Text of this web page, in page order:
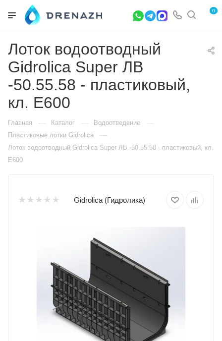
0
Лоток водоотводный
Gidrolica Super ЛВ
-50.55.58 - пластиковый,
кл. Е600
Главная — Каталог — Водоотведение —
Пластиковые лотки Gidrolica —
Лоток водоотводный Gidrolica Super ЛВ -50.55.58 - пластиковый, кл.
Е600
Gidrolica (Гидролика)